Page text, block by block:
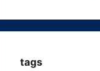
tags